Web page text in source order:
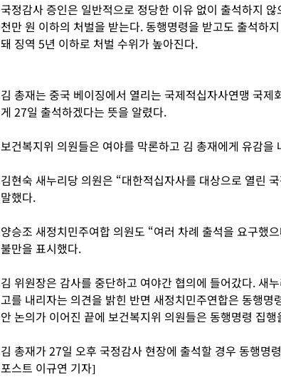
국정감사 증인은 일반적으로 정당한 이유 없이 출석하지
천만 원 이하의 처벌을 받는다. 동행명령을 받고도 출석하
돼 징역 5년 이하로 처벌 수위가 높아진다.
김 총재는 중국 베이징에서 열리는 국제적십자사연맹 국제
게 27일 출석하겠다는 뜻을 알렸다.
보건복지위 의원들은 여야를 막론하고 김 총재에게 유감을
김현숙 새누리당 의원은 “대한적십자사를 대상으로 열린
말했다.
양승조 새정치민주여합 의원도 “여러 차례 출석을 요구했
불만을 표시했다.
김 위원장은 감사를 중단하고 여야간 협의에 들어갔다. 새
고를 내리자는 의견을 밝힌 반면 새정치민주연합은 동행명
안 논의가 이어진 끝에 보건복지위 의원들은 동행명령 집행
김 총재가 27일 오후 국정감사 현장에 출석할 경우 동행명
포스트 이규연 기자]